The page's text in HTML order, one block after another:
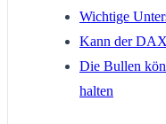
Wichtige
Kann der
Die Bullen
halten